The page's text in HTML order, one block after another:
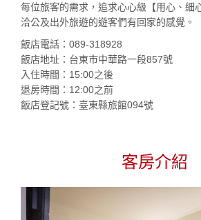
每位旅客的需求，追求心心級【用心、細
洽公及出外旅遊的遊客們有回家的感覺。
飯店電話：089-318928
飯店地址：台東市中華路一段857號
入住時間：15:00之後
退房時間：12:00之前
飯店登記號：臺東縣旅館094號
客房介紹